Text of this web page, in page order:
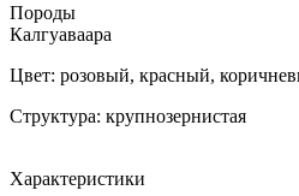
Породы
Калгуаваара
Цвет: розовый, красный,
Структура: крупнозернистая
Характеристики